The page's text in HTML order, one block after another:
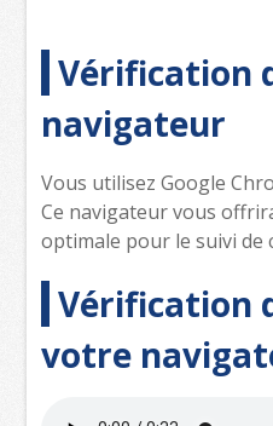
Vérification
navigateur
Vous utilisez Google
Ce navigateur vous
optimale pour le suivi de
Vérification
votre